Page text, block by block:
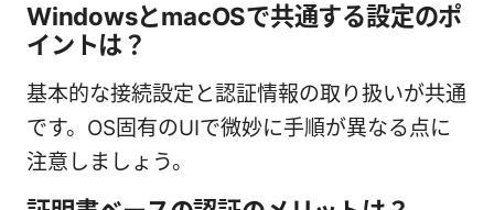
WindowsとmacOSで共通する設定のポ
イントは？
基本的な接続設定と認証情報の取り扱いが共通
です。OS固有のUIで微妙に手順が異なる点に
注意しましょう。